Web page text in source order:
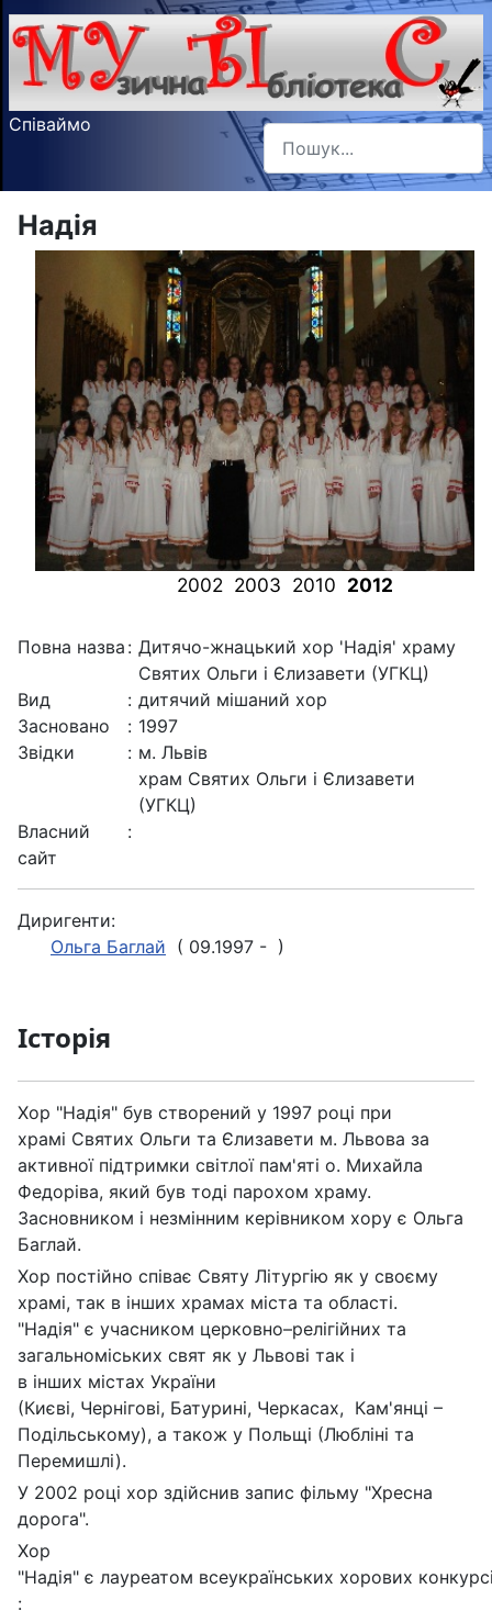
Співаймо Пошук
Type 2 or more characters
Надія
2002 2003 2010 2012
Повна назва : Дитячо-жнацький хор 'Надія' храму
Святих Ольги і Єлизавети (УГКЦ)
Вид
: дитячий мішаний хор
Засновано
: 1997
Звідки
: м. Львів
храм Святих Ольги і Єлизавети
(УГКЦ)
Власний
сайт
:
Диригенти:
Ольга Баглай ( 09.1997 - )
Історія
Хор "Надія" був створений у 1997 році при
храмі Святих Ольги та Єлизавети м. Львова за
активної підтримки світлої пам'яті о. Михайла
Федоріва, який був тоді парохом храму.
Засновником і незмінним керівником хору є Ольга
Баглай.
Хор постійно співає Святу Літургію як у своєму
храмі, так в інших храмах міста та області.
"Надія" є учасником церковно–релігійних та
загальноміських свят як у Львові так і
в інших містах України
(Києві, Чернігові, Батурині, Черкасах, Кам'янці –
Подільському), а також у Польщі (Любліні та
Перемишлі).
У 2002 році хор здійснив запис фільму "Хресна
дорога".
Хор
"Надія" є лауреатом всеукраїнських хорових
: